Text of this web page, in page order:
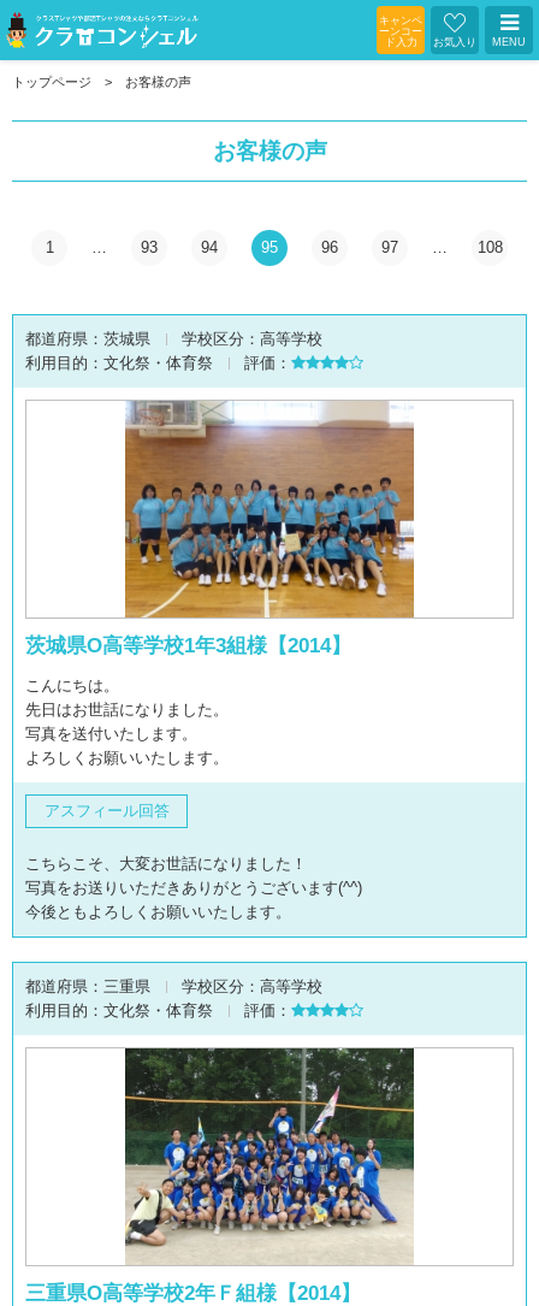
キャンペ
ーンコー
ド入力
お気入り MENU
トップページ お客様の声
お客様の声
1 … 93 94 95 96 97 … 108
都道府県： 茨城県 学校区分： 高等学校
利用目的： 文化祭・体育祭 評価：
茨城県O高等学校1年3組様【2014】
こんにちは。
先日はお世話になりました。
写真を送付いたします。
よろしくお願いいたします。
アスフィール回答
こちらこそ、大変お世話になりました！
写真をお送りいただきありがとうございます(^^)
今後ともよろしくお願いいたします。
都道府県： 三重県 学校区分： 高等学校
利用目的： 文化祭・体育祭 評価：
三重県O高等学校2年Ｆ組様【2014】